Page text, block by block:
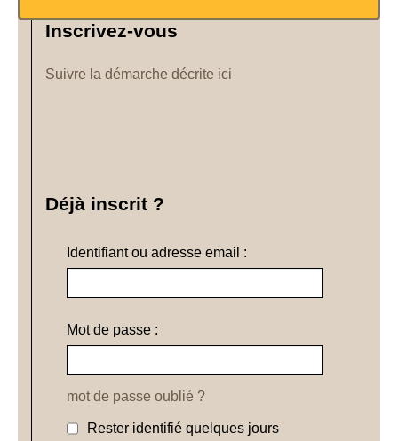
Inscrivez-vous
Suivre la démarche décrite ici
Déjà inscrit ?
Identifiant ou adresse email :
Mot de passe :
mot de passe oublié ?
Rester identifié quelques jours